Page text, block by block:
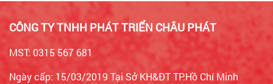
CÔNG TY TNHH PHÁT TRIỂN CHÂU PHÁT
MST: 0315 567 681
Ngày cấp: 15/03/2019 Tại Sở KH&ĐT TP.Hồ Chí Minh